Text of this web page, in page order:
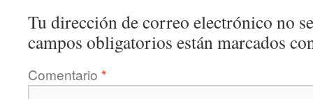
Tu dirección de correo electrónico no
campos obligatorios están marcados
Comentario *